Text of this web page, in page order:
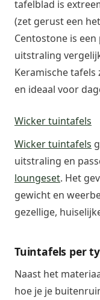
tafelblad is
(zet gerust een
Centostone is
uitstraling
Keramische
en ideaal voor
Wicker tuintafels
Wicker tuintafels
uitstraling en
loungeset. Het
gewicht en
gezellige,
Tuintafels per
Naast het
hoe je je